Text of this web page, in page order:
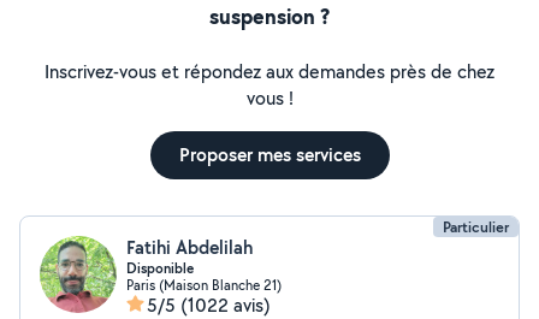
suspension ?
Inscrivez-vous et répondez aux demandes près de chez
vous !
Proposer mes services
Particulier
Fatihi Abdelilah
Disponible
Paris (Maison Blanche 21)
5/5 (1022 avis)